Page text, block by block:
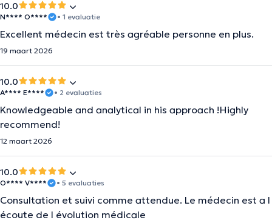
10.0
N**** O**** • 1 evaluatie
Excellent médecin est très agréable personne en plus.
19 maart 2026
10.0
A**** E**** • 2 evaluaties
Knowledgeable and analytical in his approach !Highly
recommend!
12 maart 2026
10.0
O**** V**** • 5 evaluaties
Consultation et suivi comme attendue. Le médecin est a l
écoute de l évolution médicale